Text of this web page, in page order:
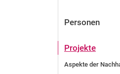
Personen
Projekte
Aspekte der